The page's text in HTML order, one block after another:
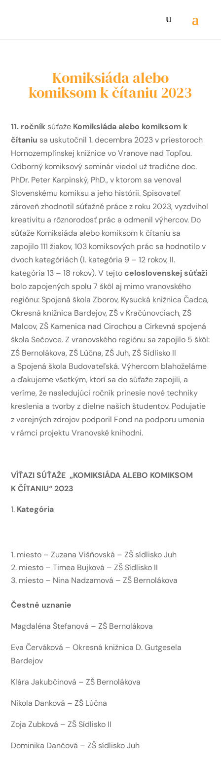
Komiksiáda alebo
komiksom k čítaniu 2023
11. ročník súťaže Komiksiáda alebo komiksom k
čítaniu sa uskutočnil 1. decembra 2023 v priestoroch
Hornozemplínskej knižnice vo Vranove nad Topľou.
Odborný komiksový seminár viedol už tradične doc.
PhDr. Peter Karpinský, PhD., v ktorom sa venoval
Slovenskému komiksu a jeho histórii. Spisovateľ
zároveň zhodnotil súťažné práce z roku 2023, vyzdvihol
kreativitu a rôznorodosť prác a odmenil výhercov. Do
súťaže Komiksiáda alebo komiksom k čítaniu sa
zapojilo 111 žiakov, 103 komiksových prác sa hodnotilo v
dvoch kategóriách (I. kategória 9 – 12 rokov, II.
kategória 13 – 18 rokov). V tejto celoslovenskej súťaži
bolo zapojených spolu 7 škôl aj mimo vranovského
regiónu: Spojená škola Zborov, Kysucká knižnica Čadca,
Okresná knižnica Bardejov, ZŠ v Kračúnovciach, ZŠ
Malcov, ZŠ Kamenica nad Cirochou a Cirkevná spojená
škola Sečovce. Z vranovského regiónu sa zapojilo 5 škôl:
ZŠ Bernolákova, ZŠ Lúčna, ZŠ Juh, ZŠ Sídlisko II
a Spojená škola Budovateľská. Výhercom blahoželáme
a ďakujeme všetkým, ktorí sa do súťaže zapojili, a
veríme, že nasledujúci ročník prinesie nové techniky
kreslenia a tvorby z dielne našich študentov. Podujatie
z verejných zdrojov podporil Fond na podporu umenia
v rámci projektu Vranovské knihodni.
VÍŤAZI SÚŤAŽE „KOMIKSIÁDA ALEBO KOMIKSOM
K ČÍTANIU“ 2023
Kategória
miesto – Zuzana Višňovská – ZŠ sídlisko Juh
miesto – Timea Bujková – ZŠ Sídlisko II
miesto – Nina Nadzamová – ZŠ Bernolákova
Čestné uznanie
Magdaléna Štefanová – ZŠ Bernolákova
Eva Červáková – Okresná knižnica D. Gutgesela
Bardejov
Klára Jakubčinová – ZŠ Bernolákova
Nikola Danková – ZŠ Lúčna
Zoja Zubková – ZŠ Sídlisko II
Dominika Dančová – ZŠ sídlisko Juh